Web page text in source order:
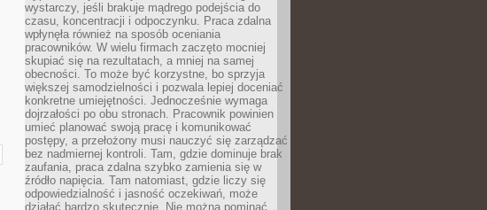
wystarczy, jeśli brakuje mądrego podejścia do
czasu, koncentracji i odpoczynku. Praca zdalna
wpłynęła również na sposób oceniania
pracowników. W wielu firmach zaczęto mocniej
skupiać się na rezultatach, a mniej na samej
obecności. To może być korzystne, bo sprzyja
większej samodzielności i pozwala lepiej doceniać
konkretne umiejętności. Jednocześnie wymaga
dojrzałości po obu stronach. Pracownik powinien
umieć planować swoją pracę i komunikować
postępy, a przełożony musi nauczyć się zarządzać
bez nadmiernej kontroli. Tam, gdzie dominuje brak
zaufania, praca zdalna szybko zamienia się w
źródło napięcia. Tam natomiast, gdzie liczy się
odpowiedzialność i jasność oczekiwań, może
działać bardzo skutecznie. Nie można pominąć